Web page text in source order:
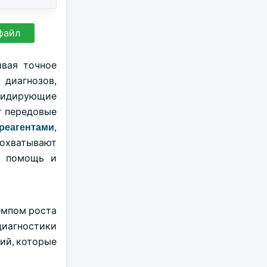
точное
передовые
,
помощь и
роста
которые